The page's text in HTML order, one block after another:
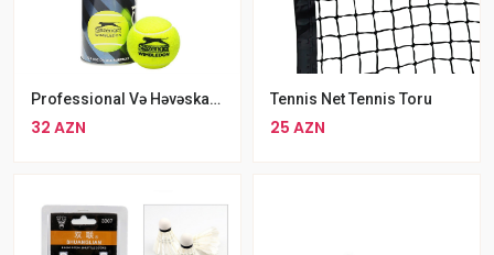
Professional Və Həvəskar Oyun Üçün Slazenger Wimbledon 3lü Tennis Topu
32 AZN
Tennis Net Tennis Toru
25 AZN